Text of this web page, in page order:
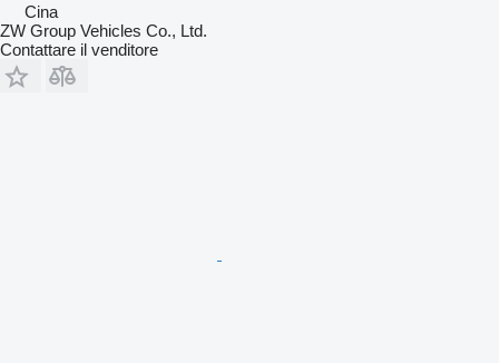
Cina
ZW Group Vehicles Co., Ltd.
Contattare il venditore